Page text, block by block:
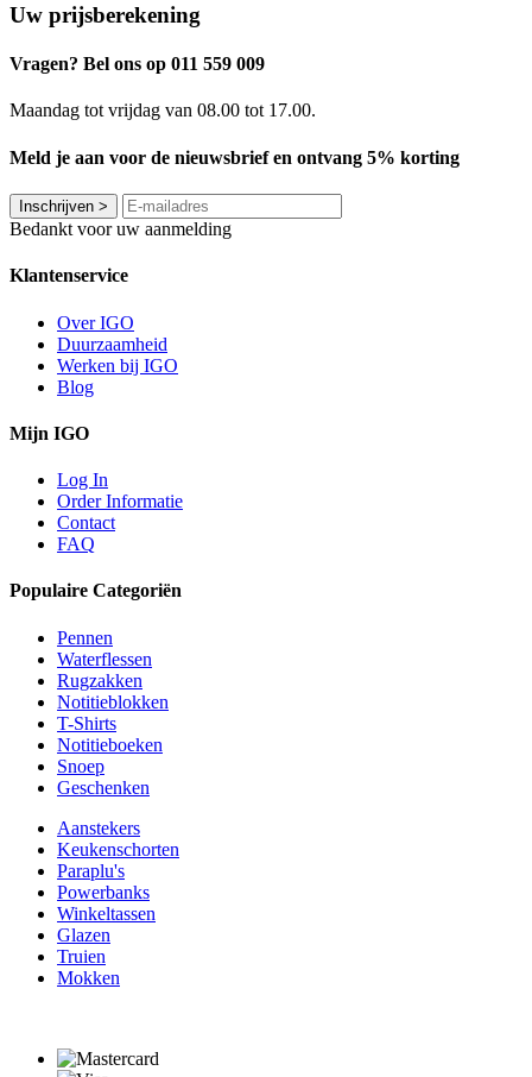
Uw prijsberekening
Vragen? Bel ons op 011 559 009
Maandag tot vrijdag van 08.00 tot 17.00.
Meld je aan voor de nieuwsbrief en ontvang 5% korting
Inschrijven >
Bedankt voor uw aanmelding
Klantenservice
Over IGO
Duurzaamheid
Werken bij IGO
Blog
Mijn IGO
Log In
Order Informatie
Contact
FAQ
Populaire Categoriën
Pennen
Waterflessen
Rugzakken
Notitieblokken
T-Shirts
Notitieboeken
Snoep
Geschenken
Aanstekers
Keukenschorten
Paraplu's
Powerbanks
Winkeltassen
Glazen
Truien
Mokken